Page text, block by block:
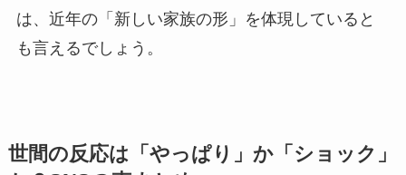
は、近年の「新しい家族の形」を体現していると
も言えるでしょう。
世間の反応は「やっぱり」か「ショック」